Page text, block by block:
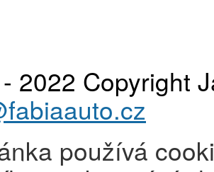
2022 Copyright
používá